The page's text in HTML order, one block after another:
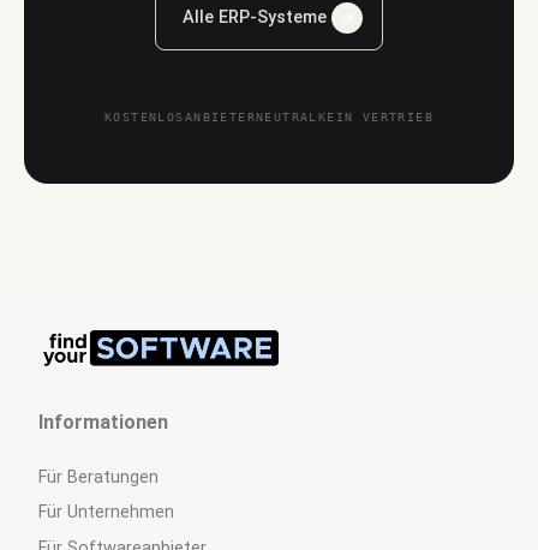
Alle ERP-Systeme
KOSTENLOS ANBIETERNEUTRAL KEIN VERTRIEB
Informationen
Für Beratungen
Für Unternehmen